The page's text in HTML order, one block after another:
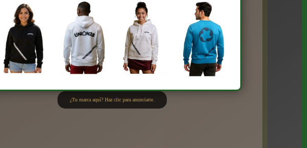
¿Tu marca aquí? Haz clic para anunciarte.